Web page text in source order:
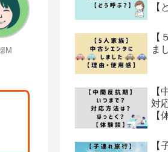
M
【
【
ま
【
対
【
【